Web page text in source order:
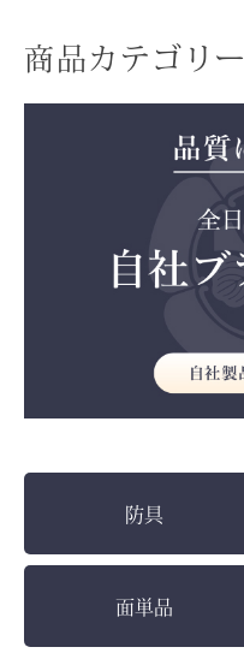
商品カテゴリー
防具
面単品